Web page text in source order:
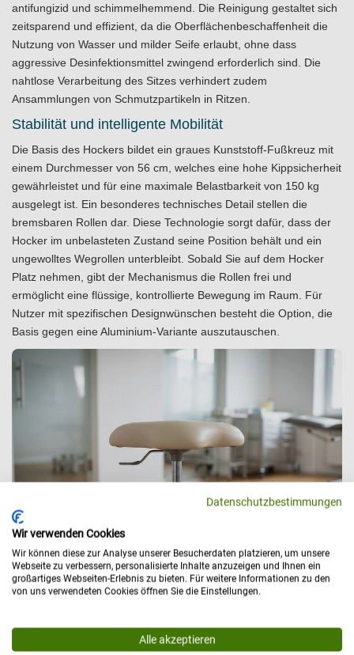
antifungizid und schimmelhemmend. Die Reinigung gestaltet sich
zeitsparend und effizient, da die Oberflächenbeschaffenheit die
Nutzung von Wasser und milder Seife erlaubt, ohne dass
aggressive Desinfektionsmittel zwingend erforderlich sind. Die
nahtlose Verarbeitung des Sitzes verhindert zudem
Ansammlungen von Schmutzpartikeln in Ritzen.
Stabilität und intelligente Mobilität
Die Basis des Hockers bildet ein graues Kunststoff-Fußkreuz mit
einem Durchmesser von 56 cm, welches eine hohe Kippsicherheit
gewährleistet und für eine maximale Belastbarkeit von 150 kg
ausgelegt ist. Ein besonderes technisches Detail stellen die
bremsbaren Rollen dar. Diese Technologie sorgt dafür, dass der
Hocker im unbelasteten Zustand seine Position behält und ein
ungewolltes Wegrollen unterbleibt. Sobald Sie auf dem Hocker
Platz nehmen, gibt der Mechanismus die Rollen frei und
ermöglicht eine flüssige, kontrollierte Bewegung im Raum. Für
Nutzer mit spezifischen Designwünschen besteht die Option, die
Basis gegen eine Aluminium-Variante auszutauschen.
Gesundes Sitzen trifft auf klinische Reinheit
Mit dem Lemi Drehhocker 019 entscheiden Sie sich für eine
Kombination aus aktiver Rückengesundheit durch den Sattelsitz
Datenschutzbestimmungen
Wir verwenden Cookies
Wir können diese zur Analyse unserer Besucherdaten platzieren, um unsere
Webseite zu verbessern, personalisierte Inhalte anzuzeigen und Ihnen ein
großartiges Webseiten-Erlebnis zu bieten. Für weitere Informationen zu den
von uns verwendeten Cookies öffnen Sie die Einstellungen.
Alle akzeptieren